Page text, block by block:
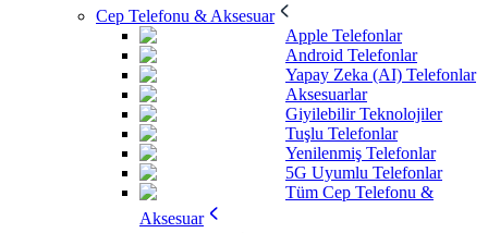
Cep Telefonu & Aksesuar
Apple Telefonlar
Android Telefonlar
Yapay Zeka (AI) Telefonlar
Aksesuarlar
Giyilebilir Teknolojiler
Tuşlu Telefonlar
Yenilenmiş Telefonlar
5G Uyumlu Telefonlar
Tüm Cep Telefonu &
Aksesuar